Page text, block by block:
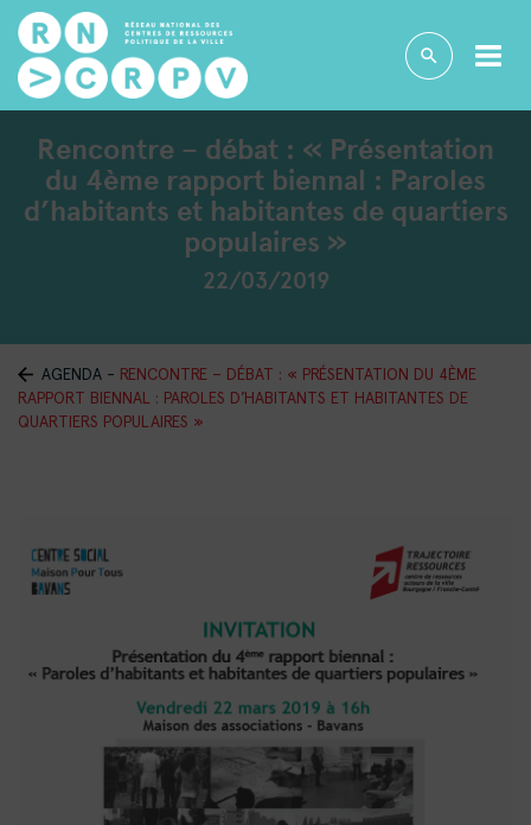
Rencontre – débat : « Présentation
du 4ème rapport biennal : Paroles
d’habitants et habitantes de quartiers
populaires »
22/03/2019
AGENDA - RENCONTRE – DÉBAT : « PRÉSENTATION DU 4ÈME
RAPPORT BIENNAL : PAROLES D’HABITANTS ET HABITANTES DE
QUARTIERS POPULAIRES »